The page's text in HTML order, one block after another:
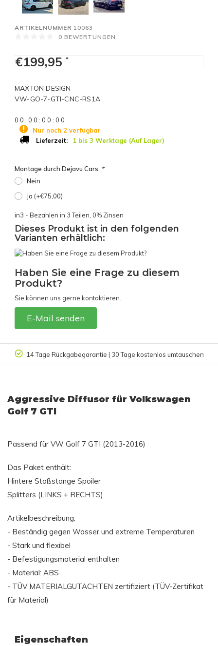
ARTIKELNUMMER 10063
0 BEWERTUNGEN
€199,95 *
MAXTON DESIGN
VW-GO-7-GTI-CNC-RS1A
0 0 : 0 0 : 0 0 : 0 0
Nur noch 2 verfügbar
Lieferzeit:
1 bis 3 Werktage (Auf Lager)
Montage durch Dejavu Cars: *
Nein
Ja (+€75,00)
in3 - Bezahlen in 3 Teilen, 0% Zinsen
Dieses Produkt ist in den folgenden
Varianten erhältlich:
Haben Sie eine Frage zu diesem
Produkt?
Sie können uns gerne kontaktieren.
E-Mail senden
Kundenbewertung 9.4/10
Aggressive Diffusor für Volkswagen
Golf 7 GTI
Passend für VW Golf 7 GTI (2013-2016)
Das Paket enthält:
Hintere Stoßstange Spoiler
Splitters (LINKS + RECHTS)
Artikelbeschreibung:
- Beständig gegen Wasser und extreme Temperaturen
- Stark und flexibel
- Befestigungsmaterial enthalten
- Material: ABS
- TÜV MATERIALGUTACHTEN zertifiziert (TÜV-Zertifikat
für Material)
Eigenschaften